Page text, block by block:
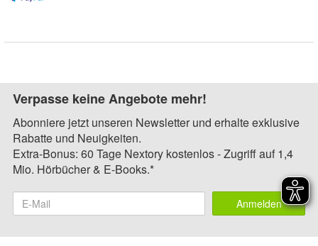
Verpasse keine Angebote mehr!
Abonniere jetzt unseren Newsletter und erhalte exklusive
Rabatte und Neuigkeiten.
Extra-Bonus: 60 Tage Nextory kostenlos - Zugriff auf 1,4
Mio. Hörbücher & E-Books.*
Anmelden